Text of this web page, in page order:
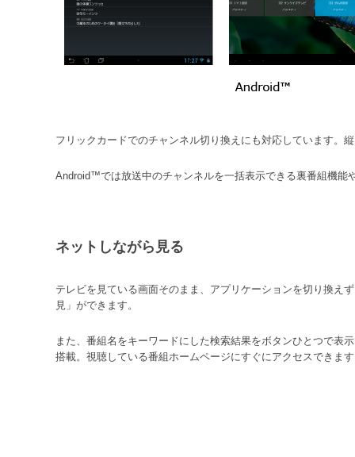
フリックカードでのチャンネル切り換えにも対応しています。
Android™では放送中のチャンネルを一括表示できる裏番組機能
ネットしながら見る
テレビを見ている画面そのまま、アプリケーションを切り換え
見」ができます。
また、番組名をキーワードにした検索結果をボタンひとつで表
搭載。視聴している番組ホームページにすぐにアクセスできま